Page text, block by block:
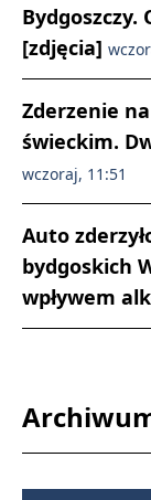
[zdjęcia]
Zderzenie
świeckim.
wczoraj, 11:51
Auto
bydgoskich
wpływem